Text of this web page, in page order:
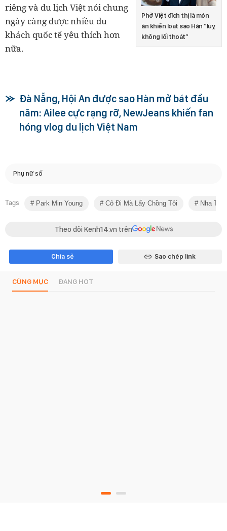
Phở Việt đích thị là món
ăn khiến loạt sao Hàn “luỵ
không lối thoát”
riêng và du lịch Việt nói chung
ngày càng được nhiều du
khách quốc tế yêu thích hơn
nữa.
Đà Nẵng, Hội An được sao Hàn mở bát đầu
năm: Ailee cực rạng rỡ, NewJeans khiến fan
hóng vlog du lịch Việt Nam
Phụ nữ số
Tags Park Min Young Cô Đi Mà Lấy Chồng Tôi Nha
Theo dõi Kenh14.vn trên
Chia sẻ Sao chép link
CÙNG MỤC ĐANG HOT